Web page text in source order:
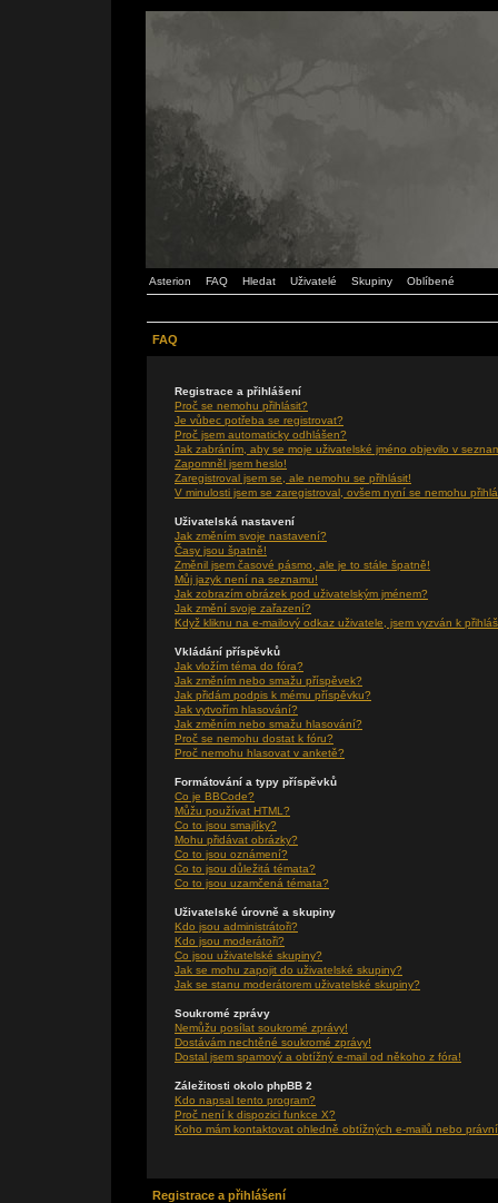
Asterion FAQ Hledat Uživatelé Skupiny Oblíbené
FAQ
Registrace a přihlášení
Proč se nemohu přihlásit?
Je vůbec potřeba se registrovat?
Proč jsem automaticky odhlášen?
Jak zabráním, aby se moje uživatelské jméno objevilo v
Zapomněl jsem heslo!
Zaregistroval jsem se, ale nemohu se přihlásit!
V minulosti jsem se zaregistroval, ovšem nyní se nemohu
Uživatelská nastavení
Jak změním svoje nastavení?
Časy jsou špatně!
Změnil jsem časové pásmo, ale je to stále špatně!
Můj jazyk není na seznamu!
Jak zobrazím obrázek pod uživatelským jménem?
Jak změní svoje zařazení?
Když kliknu na e-mailový odkaz uživatele, jsem vyzván k
Vkládání příspěvků
Jak vložím téma do fóra?
Jak změním nebo smažu příspěvek?
Jak přidám podpis k mému příspěvku?
Jak vytvořím hlasování?
Jak změním nebo smažu hlasování?
Proč se nemohu dostat k fóru?
Proč nemohu hlasovat v anketě?
Formátování a typy příspěvků
Co je BBCode?
Můžu používat HTML?
Co to jsou smajlíky?
Mohu přidávat obrázky?
Co to jsou oznámení?
Co to jsou důležitá témata?
Co to jsou uzamčená témata?
Uživatelské úrovně a skupiny
Kdo jsou administrátoři?
Kdo jsou moderátoři?
Co jsou uživatelské skupiny?
Jak se mohu zapojit do uživatelské skupiny?
Jak se stanu moderátorem uživatelské skupiny?
Soukromé zprávy
Nemůžu posílat soukromé zprávy!
Dostávám nechtěné soukromé zprávy!
Dostal jsem spamový a obtížný e-mail od někoho z fóra!
Záležitosti okolo phpBB 2
Kdo napsal tento program?
Proč není k dispozici funkce X?
Koho mám kontaktovat ohledně obtížných e-mailů nebo
Registrace a přihlášení